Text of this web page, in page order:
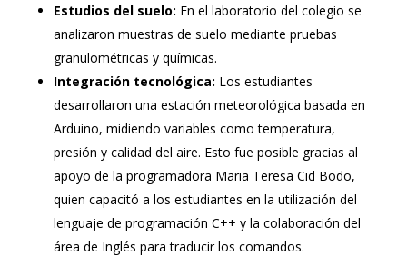
Estudios del suelo: En el laboratorio del colegio se
analizaron muestras de suelo mediante pruebas
granulométricas y químicas.
Integración tecnológica: Los estudiantes
desarrollaron una estación meteorológica basada en
Arduino, midiendo variables como temperatura,
presión y calidad del aire. Esto fue posible gracias al
apoyo de la programadora Maria Teresa Cid Bodo,
quien capacitó a los estudiantes en la utilización del
lenguaje de programación C++ y la colaboración del
área de Inglés para traducir los comandos.